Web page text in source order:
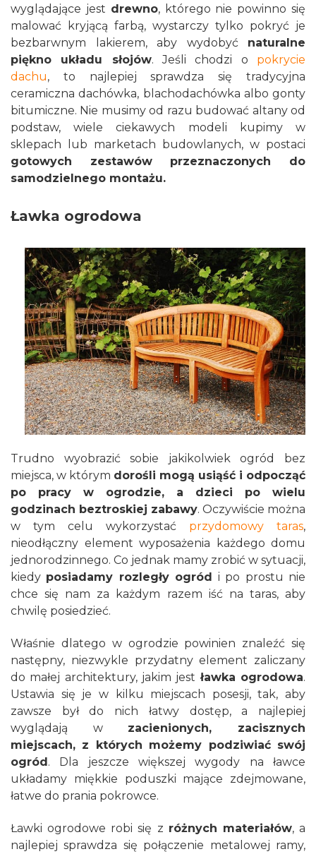
wyglądające jest drewno, którego nie powinno się
malować kryjącą farbą, wystarczy tylko pokryć je
bezbarwnym lakierem, aby wydobyć naturalne
piękno układu słojów. Jeśli chodzi o pokrycie
dachu, to najlepiej sprawdza się tradycyjna
ceramiczna dachówka, blachodachówka albo gonty
bitumiczne. Nie musimy od razu budować altany od
podstaw, wiele ciekawych modeli kupimy w
sklepach lub marketach budowlanych, w postaci
gotowych zestawów przeznaczonych do
samodzielnego montażu.
Ławka ogrodowa
Trudno wyobrazić sobie jakikolwiek ogród bez
miejsca, w którym dorośli mogą usiąść i odpocząć
po pracy w ogrodzie, a dzieci po wielu
godzinach beztroskiej zabawy. Oczywiście można
w tym celu wykorzystać przydomowy taras,
nieodłączny element wyposażenia każdego domu
jednorodzinnego. Co jednak mamy zrobić w sytuacji,
kiedy posiadamy rozległy ogród
i po prostu nie
chce się nam za każdym razem iść na taras, aby
chwilę posiedzieć.
Właśnie dlatego w ogrodzie powinien znaleźć się
następny, niezwykle przydatny element zaliczany
do małej architektury, jakim jestławka ogrodowa.
Ustawia się je w kilku miejscach posesji, tak, aby
zawsze był do nich łatwy dostęp, a najlepiej
wyglądają w zacienionych, zacisznych
miejscach, z których możemy podziwiać swój
ogród . Dla jeszcze większej wygody na ławce
układamy miękkie poduszki mające zdejmowane,
łatwe do prania pokrowce.
Ławki ogrodowe robi się z różnych materiałów, a
najlepiej sprawdza się połączenie metalowej ramy,